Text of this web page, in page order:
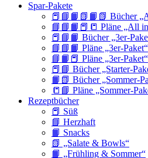
Spar-Pakete
📕📘📙📗📙📗 Bücher
📘📘📙📕📒 Pläne „All
📕📘📙 Bücher „3er-
📘📘📙 Pläne „3er-Paket“
📘📙📕 Pläne „3er-Paket“
📕📘 Bücher „Starter-
📙📗 Bücher „Sommer-
📒📘 Pläne „Sommer-
Rezeptbücher
📕 Süß
📘 Herzhaft
📙 Snacks
📗 „Salate & Bowls“
📙 „Frühling & Sommer“